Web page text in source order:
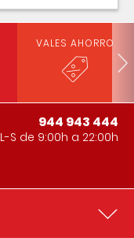
VALES AHORRO
944 943 444
L-S de 9:00h a 22:00h